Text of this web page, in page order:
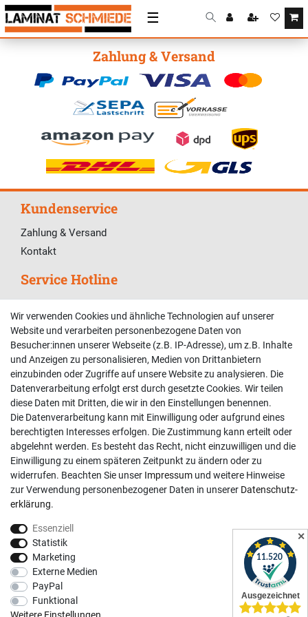
☰
Zahlung & Versand
Kundenservice
Zahlung & Versand
Kontakt
Service Hotline
02381 9878909
Mo-Fr, 9:00 - 18:00 Uhr
Sa, 9:00 - 13:00 Uhr
Kundenkonto
Registrieren
Login
Hilfe
Informationen
Impressum
Datenschutzerklärung
AGB
Vertrag widerrufen
✕
Wir verwenden Cookies und ähnliche Technologien auf unserer
Website und verarbeiten personenbezogene Daten von
Besucher:innen unserer Webseite (z.B. IP-Adresse), um z.B. Inhalte
und Anzeigen zu personalisieren, Medien von Drittanbietern
einzubinden oder Zugriffe auf unsere Website zu analysieren. Die
Datenverarbeitung erfolgt erst durch gesetzte Cookies. Wir teilen
diese Daten mit Dritten, die wir in den Einstellungen benennen.
Die Datenverarbeitung kann mit Einwilligung oder aufgrund eines
berechtigten Interesses erfolgen. Die Zustimmung kann erteilt oder
abgelehnt werden. Es besteht das Recht, nicht einzuwilligen und die
Einwilligung zu einem späteren Zeitpunkt zu ändern oder zu
widerrufen. Beachten Sie unser Impressum und weitere Hinweise
zur Verwendung personenbezogener Daten in unserer Daten­schutz­
erklärung.
Essenziell
Statistik
Marketing
Externe Medien
PayPal
Funktional